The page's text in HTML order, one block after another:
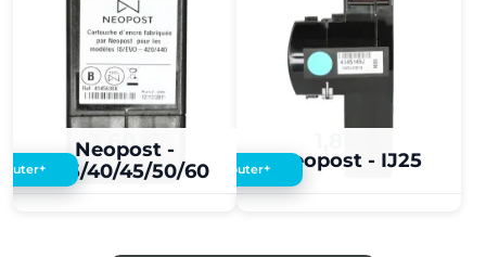
Neopost -
IJ35/40/45/50/60
3,60 €
+ Neopost - IJ25
Ajouter+